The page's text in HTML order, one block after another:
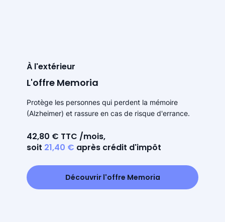
À l'extérieur
L'offre Memoria
Protège les personnes qui perdent la mémoire
(Alzheimer) et rassure en cas de risque d'errance.
42,80 € TTC /mois,
soit 21,40 € après crédit d'impôt
Découvrir l'offre Memoria